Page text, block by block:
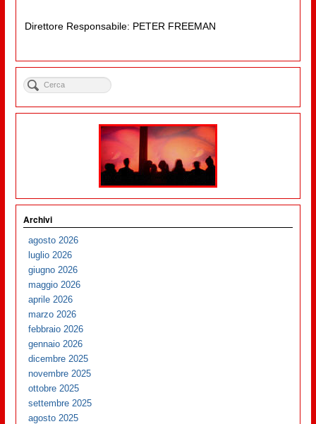
Direttore Responsabile: PETER FREEMAN
Archivi
agosto 2026
luglio 2026
giugno 2026
maggio 2026
aprile 2026
marzo 2026
febbraio 2026
gennaio 2026
dicembre 2025
novembre 2025
ottobre 2025
settembre 2025
agosto 2025